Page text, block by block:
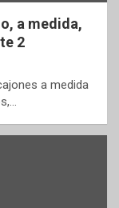
a medida,
2
a medida